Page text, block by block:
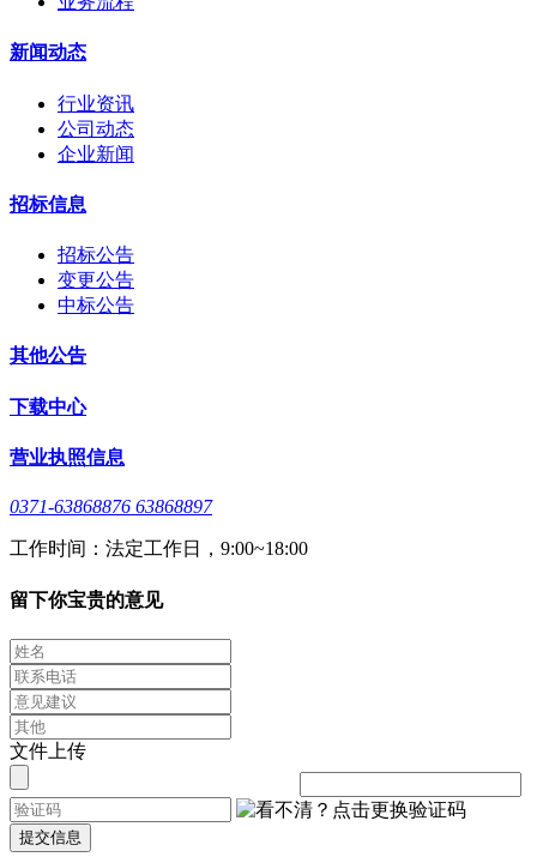
新闻动态
行业资讯
公司动态
企业新闻
招标信息
招标公告
变更公告
中标公告
其他公告
下载中心
营业执照信息
0371-63868876 63868897
工作时间：法定工作日，9:00~18:00
留下你宝贵的意见
文件上传
提交信息